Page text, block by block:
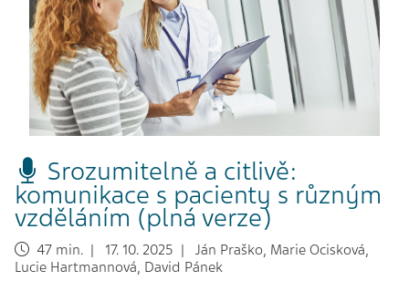
Srozumitelně a citlivě:
komunikace s pacienty s různým
vzděláním (plná verze)
47 min. | 17. 10. 2025 | Ján Praško, Marie Ocisková,
Lucie Hartmannová, David Pánek